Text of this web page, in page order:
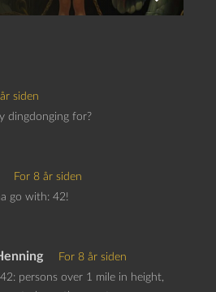
siden
dingdonging for?
For 8 år siden
go with: 42!
For 8 år siden
persons over 1 mile in height,